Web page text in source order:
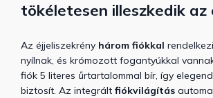
tökéletesen illeszkedik
Az éjjeliszekrény három fiókkal
nyílnak, és krómozott fogantyúkkal
fiók 5 literes űrtartalommal bír, így
biztosít. Az integrált fiókvilágítás